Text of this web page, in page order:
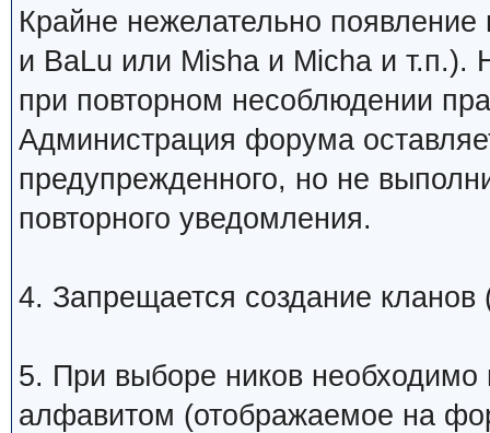
Крайне нежелательно
и BaLu или Misha и Micha и т.п.).
при повторном несоблюдении
Администрация форума
предупрежденного, но не
повторного уведомления.
4. Запрещается создание
5. При выборе ников необходимо
алфавитом (отображаемое на